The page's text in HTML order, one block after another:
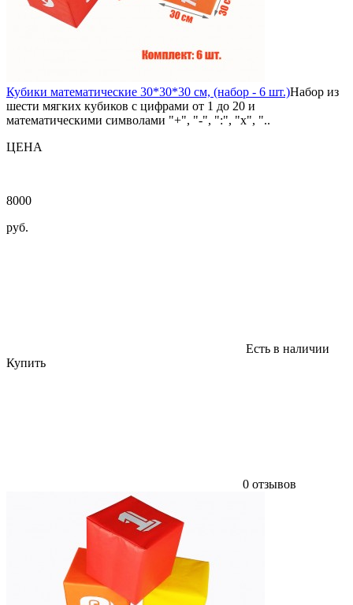
Кубики математические 30*30*30 см, (набор - 6 шт.)Набор из
шести мягких кубиков с цифрами от 1 до 20 и
математическими символами "+", "-", ":", "x", "..
ЦЕНА
8000
руб.
Есть в наличии
Купить
0 отзывов